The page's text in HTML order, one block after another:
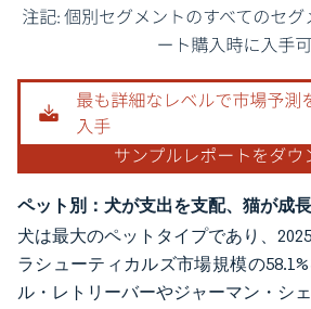
画像 © Mordor Intelligence。再利用にはCC BY
ペット別：犬が支出を支配、猫が成
犬は最大のペットタイプであり、
ラシューティカルズ市場規模の
ル・レトリーバーやジャーマン・シ